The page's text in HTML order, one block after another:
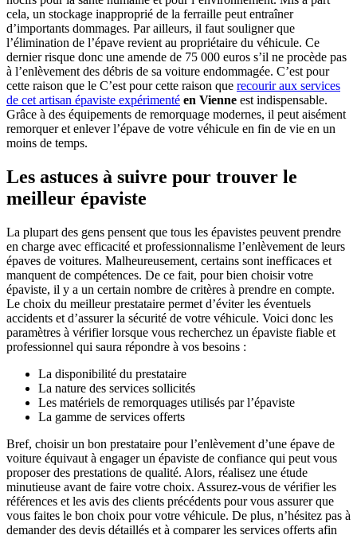
cela, un stockage inapproprié de la ferraille peut entraîner
d’importants dommages. Par ailleurs, il faut souligner que
l’élimination de l’épave revient au propriétaire du véhicule. Ce
dernier risque donc une amende de 75 000 euros s’il ne procède pas
à l’enlèvement des débris de sa voiture endommagée. C’est pour
cette raison que le C’est pour cette raison que recourir aux services
de cet artisan épaviste expérimenté en Vienne est indispensable.
Grâce à des équipements de remorquage modernes, il peut aisément
remorquer et enlever l’épave de votre véhicule en fin de vie en un
moins de temps.
Les astuces à suivre pour trouver le
meilleur épaviste
La plupart des gens pensent que tous les épavistes peuvent prendre
en charge avec efficacité et professionnalisme l’enlèvement de leurs
épaves de voitures. Malheureusement, certains sont inefficaces et
manquent de compétences. De ce fait, pour bien choisir votre
épaviste, il y a un certain nombre de critères à prendre en compte.
Le choix du meilleur prestataire permet d’éviter les éventuels
accidents et d’assurer la sécurité de votre véhicule. Voici donc les
paramètres à vérifier lorsque vous recherchez un épaviste fiable et
professionnel qui saura répondre à vos besoins :
La disponibilité du prestataire
La nature des services sollicités
Les matériels de remorquages utilisés par l’épaviste
La gamme de services offerts
Bref, choisir un bon prestataire pour l’enlèvement d’une épave de
voiture équivaut à engager un épaviste de confiance qui peut vous
proposer des prestations de qualité. Alors, réalisez une étude
minutieuse avant de faire votre choix. Assurez-vous de vérifier les
références et les avis des clients précédents pour vous assurer que
vous faites le bon choix pour votre véhicule. De plus, n’hésitez pas à
demander des devis détaillés et à comparer les services offerts afin